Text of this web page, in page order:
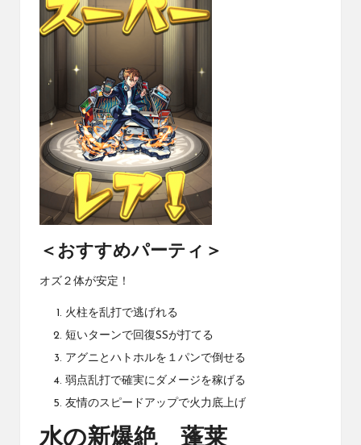
＜おすすめパーティ＞
オズ２体が安定！
火柱を乱打で逃げれる
短いターンで回復SSが打てる
アグニとハトホルを１パンで倒せる
弱点乱打で確実にダメージを稼げる
友情のスピードアップで火力底上げ
水の新爆絶 蓬莱